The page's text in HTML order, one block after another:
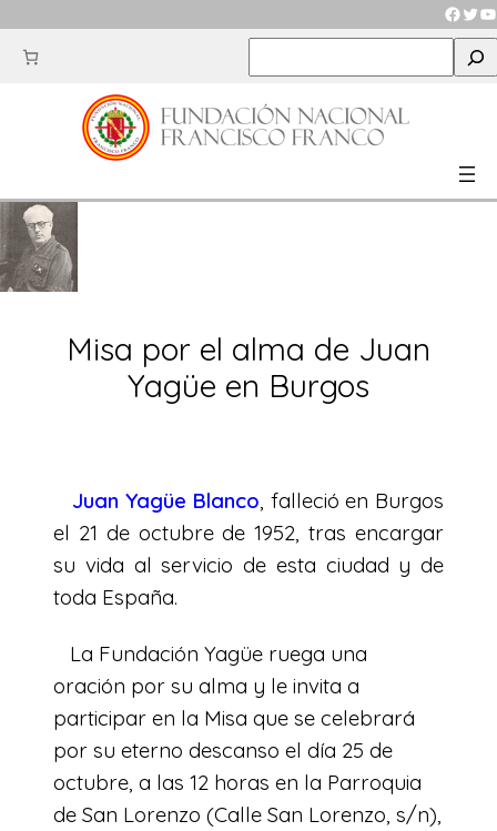
al
contenido
e
r
c
Misa por el alma de Juan
Yagüe en Burgos
Juan Yagüe Blanco , falleció en Burgos
el 21 de octubre de 1952, tras encargar
su vida al servicio de esta ciudad y de
toda España.
La Fundación Yagüe ruega una
oración por su alma y le invita a
participar en la Misa que se celebrará
por su eterno descanso el día 25 de
octubre, a las 12 horas en la Parroquia
de San Lorenzo (Calle San Lorenzo, s/n),